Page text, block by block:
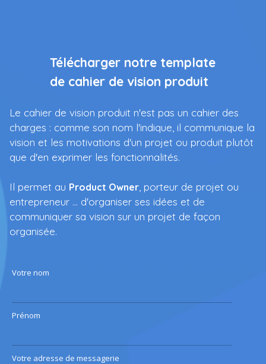
Télécharger notre template
de cahier de vision produit
Votre nom
Prénom
Votre adresse de messagerie
Le cahier de vision produit n'est pas un cahier des
charges : comme son nom l'indique, il communique la
vision et les motivations d'un projet ou produit plutôt
que d'en exprimer les fonctionnalités.
Il permet au Product Owner , porteur de projet ou
entrepreneur ... d'organiser ses idées et de
communiquer sa vision sur un projet de façon
organisée.